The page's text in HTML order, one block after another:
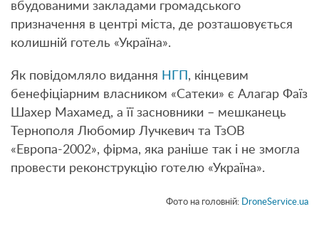
вбудованими закладами громадського
призначення в центрі міста, де розташовується
колишній готель «Україна».
Як повідомляло видання НГП , кінцевим
бенефіціарним власником «Сатеки» є Алагар Фаїз
Шахер Махамед, а її засновники – мешканець
Тернополя Любомир Лучкевич та ТзОВ
«Европа-2002», фірма, яка раніше так і не змогла
провести реконструкцію готелю «Україна».
Фото на головній: DroneService.ua